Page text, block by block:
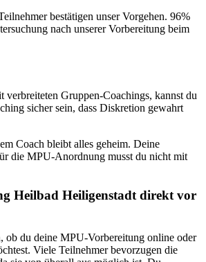
bestätigen unser Vorgehen. 96%
nach unserer Vorbereitung beim
verbreiteten Gruppen-Coachings, kannst du
sicher sein, dass Diskretion gewahrt
Coach bleibt alles geheim. Deine
die MPU-Anordnung musst du nicht mit
Heilbad Heiligenstadt direkt vor
ob du deine MPU-Vorbereitung online oder
Viele Teilnehmer bevorzugen die